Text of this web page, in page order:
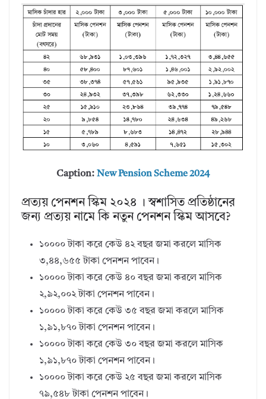
Caption: New Pension Scheme 2024
প্রত্যয় পেনশন স্কিম ২০২৪ । স্বশাসিত প্রতিষ্ঠানের
জন্য প্রত্যয় নামে কি নতুন পেনশন স্কিম আসবে?
১০০০০ টাকা করে কেউ ৪২ বছর জমা করলে মাসিক
৩,৪৪,৬৫৫ টাকা পেনশন পাবেন।
১০০০০ টাকা করে কেউ ৪০ বছর জমা করলে মাসিক
২,৯২,০০২ টাকা পেনশন পাবেন।
১০০০০ টাকা করে কেউ ৩৫ বছর জমা করলে মাসিক
১,৯১,৮৭০ টাকা পেনশন পাবেন।
১০০০০ টাকা করে কেউ ৩০ বছর জমা করলে মাসিক
১,৯১,৮৭০ টাকা পেনশন পাবেন।
১০০০০ টাকা করে কেউ ২৫ বছর জমা করলে মাসিক
৭৯,৫৪৮ টাকা পেনশন পাবেন।